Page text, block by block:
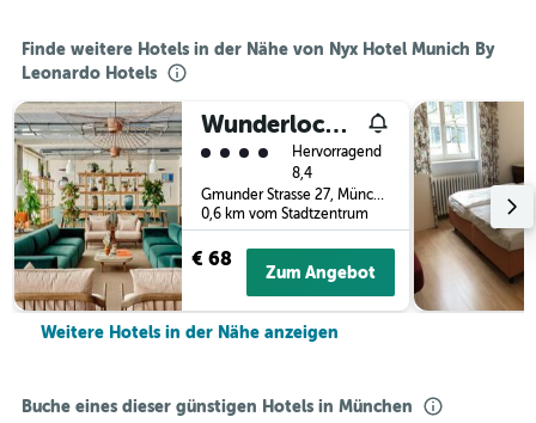
Finde weitere Hotels in der Nähe von Nyx Hotel Munich By
Leonardo Hotels
Wunderlocke Munich
Bewertungskategorie 4
Hervorragend
8,4
Gmunder Strasse 27, München, Bayern, Deutschland
0,6 km vom Stadtzentrum
€ 68
Zum Angebot
Weitere Hotels in der Nähe anzeigen
Buche eines dieser günstigen Hotels in München